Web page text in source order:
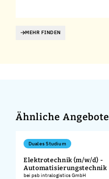
MEHR FINDEN
Ähnliche Angebote
Duales Studium
Elektrotechnik (m/w/d) -
Automatisierungstechnik
bei psb intralogistics GmbH